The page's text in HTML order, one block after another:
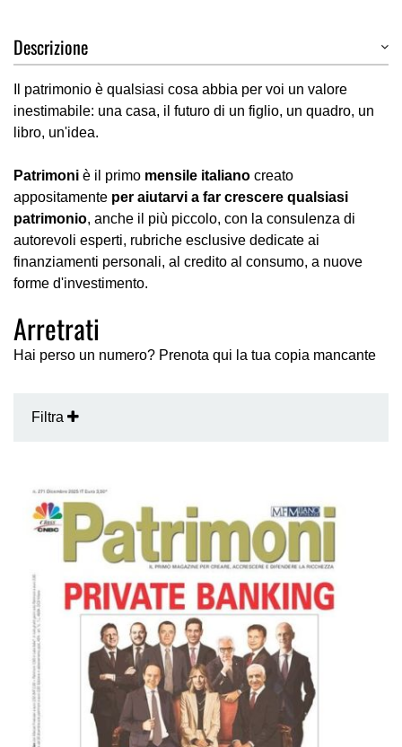
Descrizione
Il patrimonio è qualsiasi cosa abbia per voi un valore
inestimabile: una casa, il futuro di un figlio, un quadro, un
libro, un'idea.
Patrimoni è il primo mensile italiano creato
appositamente per aiutarvi a far crescere qualsiasi
patrimonio, anche il più piccolo, con la consulenza di
autorevoli esperti, rubriche esclusive dedicate ai
finanziamenti personali, al credito al consumo, a nuove
forme d'investimento.
Arretrati
Hai perso un numero? Prenota qui la tua copia mancante
Filtra